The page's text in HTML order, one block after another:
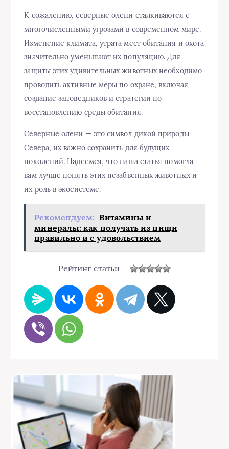
К сожалению, северные олени сталкиваются с
многочисленными угрозами в современном мире.
Изменение климата, утрата мест обитания и охота
значительно уменьшают их популяцию. Для
защиты этих удивительных животных необходимо
проводить активные меры по охране, включая
создание заповедников и стратегии по
восстановлению среды обитания.
Северные олени — это символ дикой природы
Севера, их важно сохранить для будущих
поколений. Надеемся, что наша статья помогла
вам лучше понять этих незабвенных животных и
их роль в экосистеме.
Рекомендуем: Витамины и
минералы: как получать из пищи
правильно и с удовольствием
Рейтинг статьи